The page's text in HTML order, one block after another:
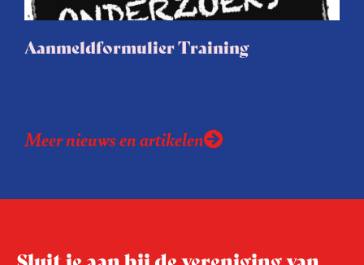
Aanmeldformulier Training
Meer nieuws en artikelen